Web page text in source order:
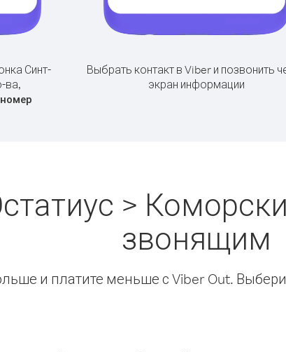
Синт-
ва,
Выбрать контакт в Viber и позвонить
экран информации
>
звонящим
и платите меньше с Viber Out.